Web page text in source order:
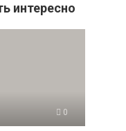
интересно
0